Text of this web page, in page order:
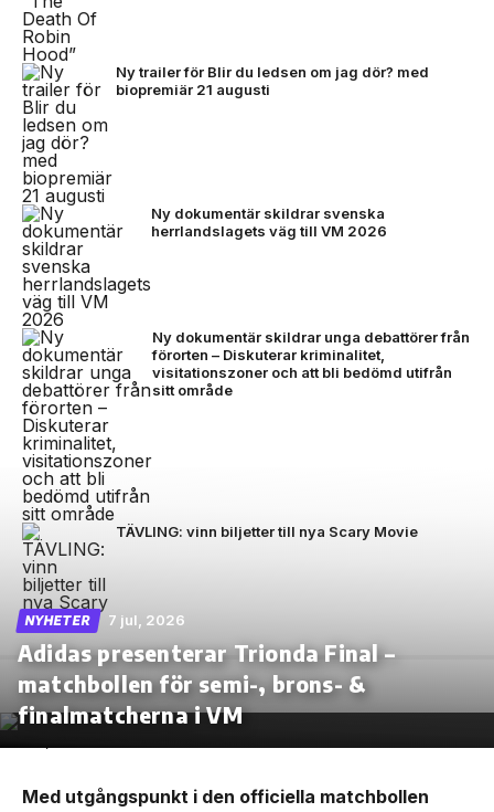
Ny trailer för Blir du ledsen om jag dör? med
biopremiär 21 augusti
Ny dokumentär skildrar svenska
herrlandslagets väg till VM 2026
Ny dokumentär skildrar unga debattörer från
förorten – Diskuterar kriminalitet,
visitationszoner och att bli bedömd utifrån
sitt område
TÄVLING: vinn biljetter till nya Scary Movie
NYHETER 7 jul, 2026
Adidas presenterar Trionda Final –
matchbollen för semi-, brons- &
finalmatcherna i VM
Med utgångspunkt i den officiella matchbollen